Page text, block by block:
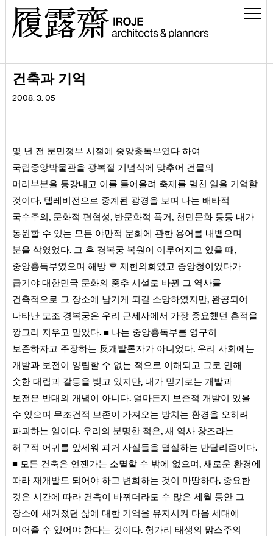
건축과 기억
2008. 3. 05
몇 년 전 문민정부 시절에 중앙총독부였다 하여
국립중앙박물관을 광복절 기념식에 맞추어 건물의
머리부분을 동강내고 이를 들어올려 축제를 펼친 일을 기억할
것이다. 텔레비전으로 중계된 광경을 보며 나는 배타적
국수주의, 문화적 편협성, 반문화적 폭거, 천민문화 등등 내가
동원할 수 있는 모든 야만적 문화에 관한 용어를 내뱉으며
분을 삭였었다. 그 후 경복궁 복원이 이루어지고 있을 때,
중앙총독부였으며 해방 후 제헌의회였고 중앙청이었다가
급기야 대한민국 문화의 중추 시설로 바뀐 그 역사를
건축적으로 그 장소에 남기게 되길 소망하였지만, 완공되어
나타난 모조 경복궁은 우리 근세사에서 가장 중요했던 흔적을
깡그리 지우고 말았다. ■ 나는 중앙총독부를 영구히
보존하자고 주장하는 反개발론자가 아니었다. 우리 사회에는
개발과 보전이 양립할 수 없는 적으로 이해되고 그로 인해
숫한 대립과 갈등을 빚고 있지만, 내가 믿기로는 개발과
보전은 반대의 개념이 아니다. 얼마든지 보존적 개발이 있을
수 있으며 무조건적 보존이 가져오는 방치는 환경을 오히려
파괴하는 일이다. 우리의 분명한 적은, 새 역사 창조라는
허구적 어귀를 앞세워 과거 사실들을 멸실하는 반달리즘이다.
■ 모든 건축은 언젠가는 소멸할 수 밖에 없으며, 새로운 환경에
따라 재개발도 되어야 하고 변화하는 것이 마땅하다. 중요한
것은 시간에 따라 건축이 바뀌더라도 수 많은 세월 동안 그
장소에 새겨졌던 삶에 대한 기억을 유지시켜 다음 세대에
이어줄 수 있어야 한다는 것이다. 헝가리 태생의 맑스주의